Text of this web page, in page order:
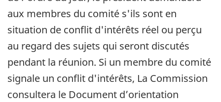
aux membres du comité s'ils sont en
situation de conflit d'intérêts réel ou perçu
au regard des sujets qui seront discutés
pendant la réunion. Si un membre du comité
signale un conflit d'intérêts, La Commission
consultera le Document d’orientation